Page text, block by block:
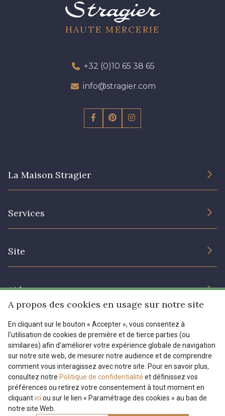
HAUTE MERCERIE
+32 (0)10 65 38 65
info@stragier.com
La Maison Stragier
Services
Site
Prix réduits
Aide
Livraison : France, Belgique, International
Retours & réclamations
FAQ - Questions fréquentes
Modes de paiements
Menu
Tous nos tissus
Magazine
FR EN
A propos des cookies en usage sur notre site
En cliquant sur le bouton « Accepter », vous consentez à
l'utilisation de cookies de première et de tierce parties (ou
similaires) afin d'améliorer votre expérience globale de navigation
sur notre site web, de mesurer notre audience et de comprendre
comment vous interagissez avec notre site. Pour en savoir plus,
consultez notre Politique de confidentialité et définissez vos
préférences ou retirez votre consentement à tout moment en
cliquantici ou sur le lien « Paramétrage des cookies » au bas de
notre site Web.